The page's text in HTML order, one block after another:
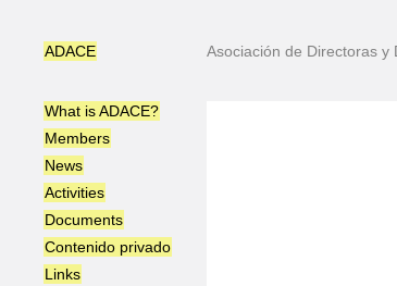
ADACE Asociación de Directoras y
What is ADACE?
Members
News
Activities
Documents
Contenido privado
Links